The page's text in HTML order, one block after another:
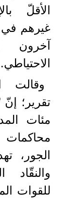
الأقلّ
غيرهم
آخرون
الاحتياطي.
وقالت
تقرير؛
مئات
الجور،
والنقّاد
للقوات